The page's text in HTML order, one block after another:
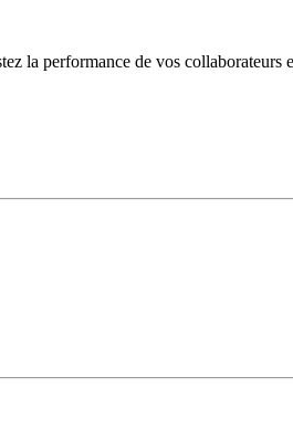
la performance de vos collaborateurs